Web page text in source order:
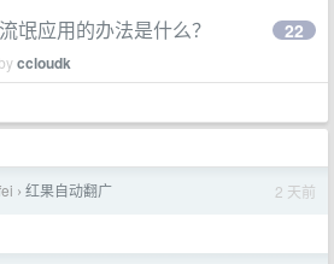
氓应用的办法是什么？
ccloudk
22
› 红果自动翻广 2 天前